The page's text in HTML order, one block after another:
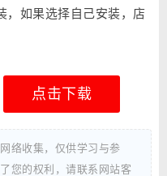
，如果选择自己安装，店
点击下载
络收集，仅供学习与参
您的权利，请联系网站客